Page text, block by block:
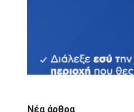
Νέα άρθρα